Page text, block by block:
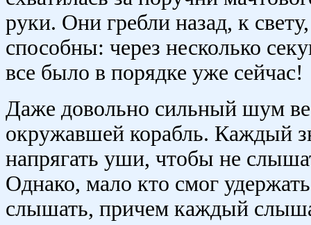
руки. Они гребли назад, к
способны: через несколько
все было в порядке уже сейчас!
Даже довольно сильный шум
окружавшей корабль. Каждый
напрягать уши, чтобы не
Однако, мало кто смог
слышать, причем каждый